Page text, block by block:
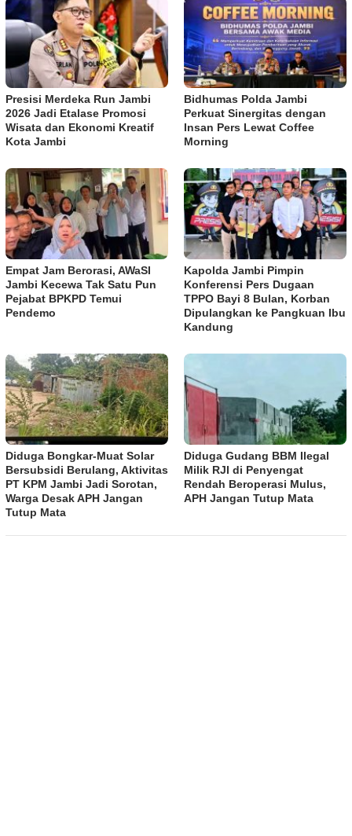
Presisi Merdeka Run Jambi
2026 Jadi Etalase Promosi
Wisata dan Ekonomi Kreatif
Kota Jambi
Bidhumas Polda Jambi
Perkuat Sinergitas dengan
Insan Pers Lewat Coffee
Morning
Empat Jam Berorasi, AWaSI
Jambi Kecewa Tak Satu Pun
Pejabat BPKPD Temui
Pendemo
Kapolda Jambi Pimpin
Konferensi Pers Dugaan
TPPO Bayi 8 Bulan, Korban
Dipulangkan ke Pangkuan Ibu
Kandung
Diduga Bongkar-Muat Solar
Bersubsidi Berulang, Aktivitas
PT KPM Jambi Jadi Sorotan,
Warga Desak APH Jangan
Tutup Mata
Diduga Gudang BBM Ilegal
Milik RJI di Penyengat
Rendah Beroperasi Mulus,
APH Jangan Tutup Mata